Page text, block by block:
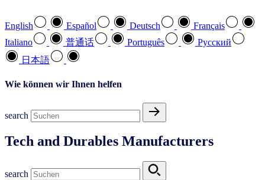
English Español Deutsch
Français
Italiano
普通话 Português
Pусский
日本語
Wie können wir Ihnen helfen
search
Tech and Durables Manufacturers
search